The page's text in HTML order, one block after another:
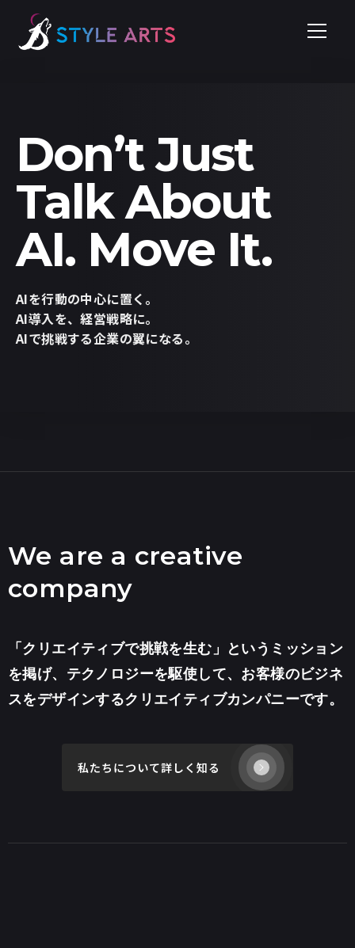
Don’t Just
Talk About
AI. Move It.
AIを行動の中心に置く。
AI導入を、経営戦略に。
AIで挑戦する企業の翼になる。
We are a creative
company
「クリエイティブで挑戦を生む」というミッション
を掲げ、テクノロジーを駆使して、お客様のビジネ
スをデザインするクリエイティブカンパニーです。
私たちについて詳しく知る